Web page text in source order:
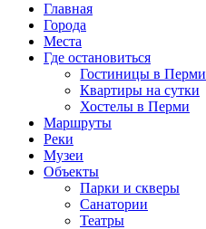
Главная
Города
Места
Где остановиться
Гостиницы в Перми
Квартиры на сутки
Хостелы в Перми
Маршруты
Реки
Музеи
Объекты
Парки и скверы
Санатории
Театры